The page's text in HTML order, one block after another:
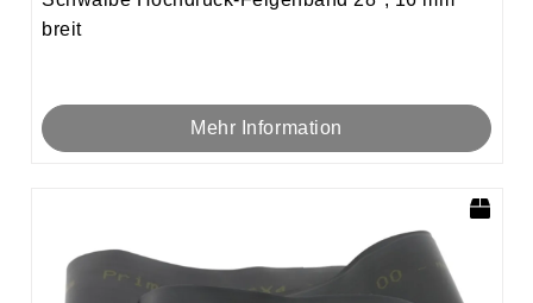
breit
Mehr Information